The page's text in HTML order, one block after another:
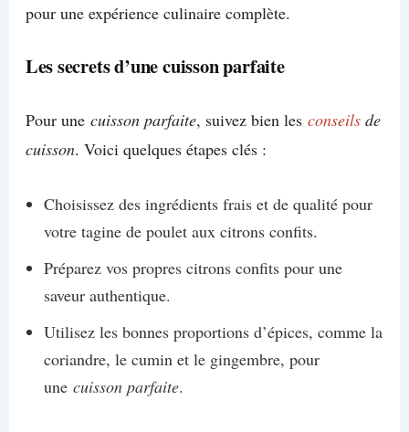
pour une expérience culinaire complète.
Les secrets d’une cuisson parfaite
Pour une cuisson parfaite, suivez bien les conseilsde
cuisson. Voici quelques étapes clés :
Choisissez des ingrédients frais et de qualité pour
votre tagine de poulet aux citrons confits.
Préparez vos propres citrons confits pour une
saveur authentique.
Utilisez les bonnes proportions d’épices, comme la
coriandre, le cumin et le gingembre, pour
une cuisson parfaite.